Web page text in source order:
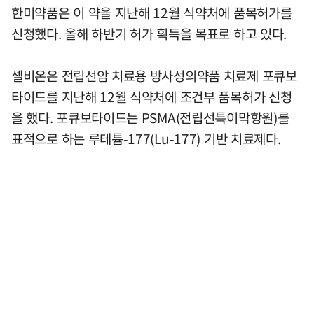
한미약품은 이 약을 지난해 12월 식약처에 품목허가를
신청했다. 올해 하반기 허가 획득을 목표로 하고 있다.
셀비온은 전립선암 치료용 방사성의약품 치료제 포큐보
타이드를 지난해 12월 식약처에 조건부 품목허가 신청
을 했다. 포큐보타이드는 PSMA(전립선특이막항원)를
표적으로 하는 루테튬-177(Lu-177) 기반 치료제다.